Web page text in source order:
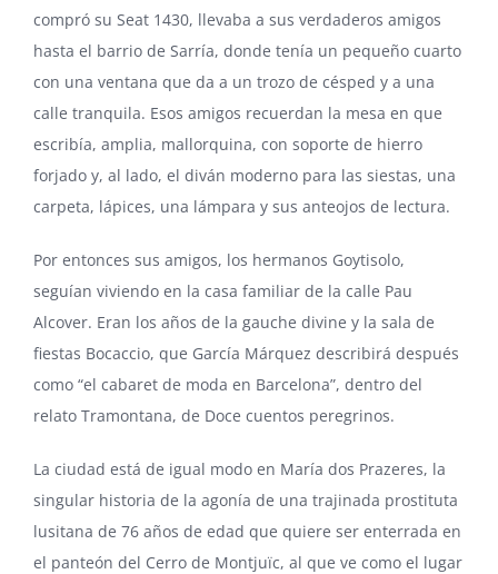
compró su Seat 1430, llevaba a sus verdaderos amigos
hasta el barrio de Sarría, donde tenía un pequeño cuarto
con una ventana que da a un trozo de césped y a una
calle tranquila. Esos amigos recuerdan la mesa en que
escribía, amplia, mallorquina, con soporte de hierro
forjado y, al lado, el diván moderno para las siestas, una
carpeta, lápices, una lámpara y sus anteojos de lectura.
Por entonces sus amigos, los hermanos Goytisolo,
seguían viviendo en la casa familiar de la calle Pau
Alcover. Eran los años de la gauche divine y la sala de
fiestas Bocaccio, que García Márquez describirá después
como “el cabaret de moda en Barcelona”, dentro del
relato Tramontana, de Doce cuentos peregrinos.
La ciudad está de igual modo en María dos Prazeres, la
singular historia de la agonía de una trajinada prostituta
lusitana de 76 años de edad que quiere ser enterrada en
el panteón del Cerro de Montjuïc, al que ve como el lugar